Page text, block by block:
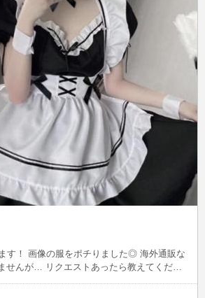
海外通販な
せんが… リクエストあったら教えてくださ